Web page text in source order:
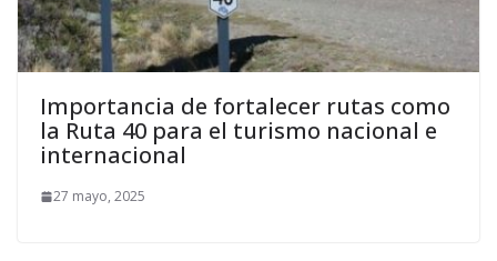
Importancia de fortalecer rutas como
la Ruta 40 para el turismo nacional e
internacional
27 mayo, 2025